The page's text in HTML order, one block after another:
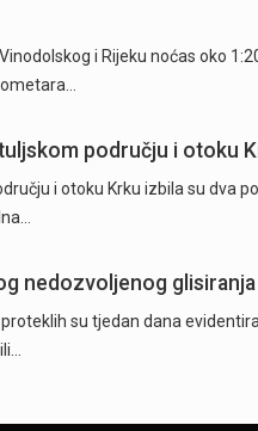
i Rijeku noćas oko
području i otoku
i otoku Krku izbila su dva
nedozvoljenog glisiranja
su tjedan dana